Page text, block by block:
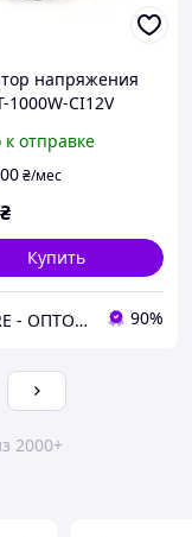
напряжения
1000W-CI12V
к отправке
₴/мес
₴
Купить
INSPIRE - ОПТОВІ ПРОДАЖІ ТА БЕЗГОТІВКА ДЛЯ БІЗНЕСУ 90%
2000+